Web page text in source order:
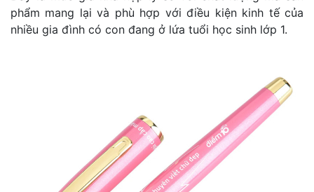
phẩm mang lại và phù hợp với điều kiện kinh tế của
nhiều gia đình có con đang ở lứa tuổi học sinh lớp 1.